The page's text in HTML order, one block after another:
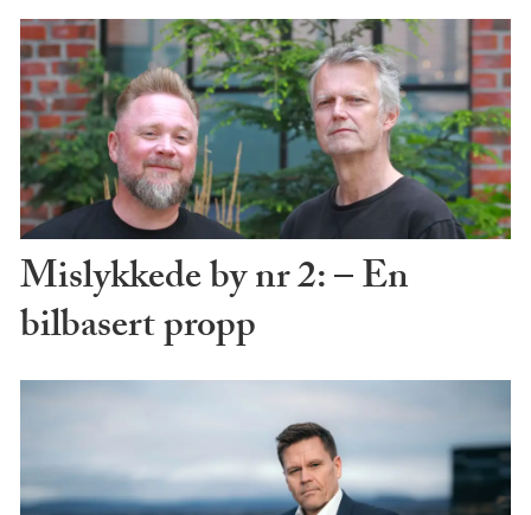
Mislykkede by nr 2: – En
bilbasert propp